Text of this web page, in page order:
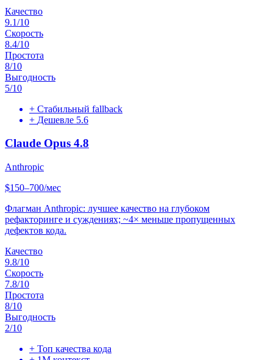
Качество
9.1/10
Скорость
8.4/10
Простота
8/10
Выгодность
5/10
+ Стабильный fallback
+ Дешевле 5.6
Claude Opus 4.8
Anthropic
$150–700/мес
Флагман Anthropic: лучшее качество на глубоком
рефакторинге и суждениях; ~4× меньше пропущенных
дефектов кода.
Качество
9.8/10
Скорость
7.8/10
Простота
8/10
Выгодность
2/10
+ Топ качества кода